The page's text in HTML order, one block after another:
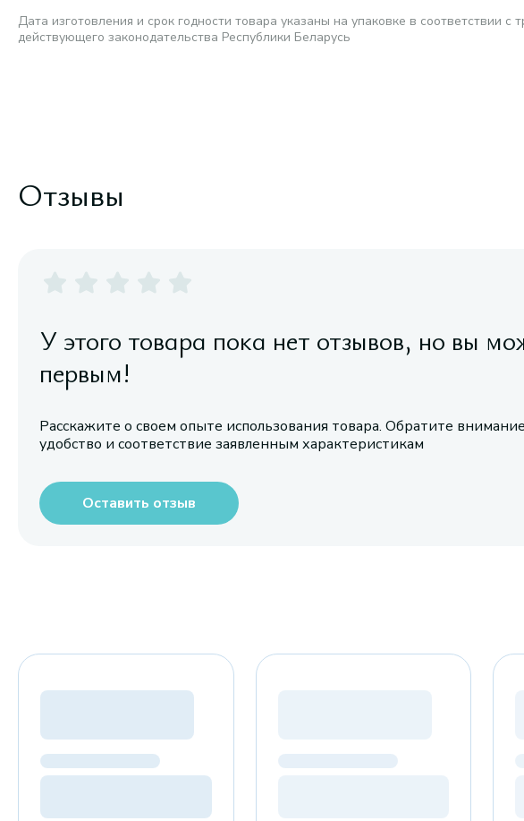
Дата изготовления и срок годности товара указаны на упаковке в соответствии с
действующего законодательства Республики Беларусь
Отзывы
У этого товара пока нет отзывов, но вы
первым!
Расскажите о своем опыте использования товара. Обратите
удобство и соответствие заявленным характеристикам
Оставить отзыв